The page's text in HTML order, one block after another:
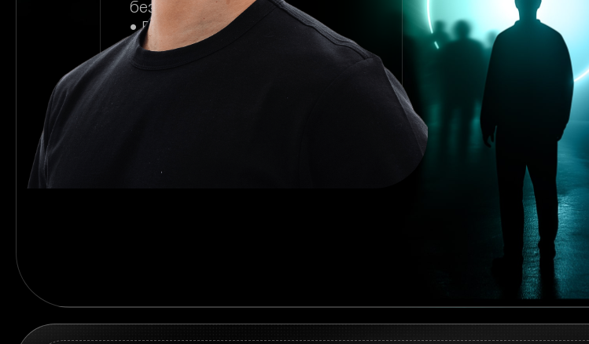
без хаосу
• Боїшся “злити” бюджет
• Хочеш супровід, щоб не
кинути